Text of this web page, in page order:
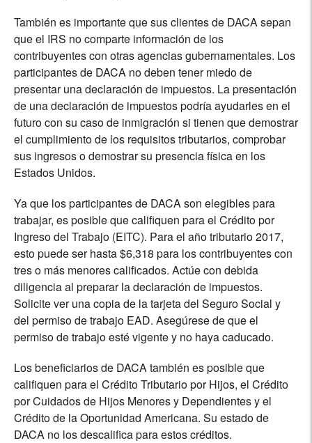
También es importante que sus clientes de DACA sepan
que el IRS no comparte información de los
contribuyentes con otras agencias gubernamentales. Los
participantes de DACA no deben tener miedo de
presentar una declaración de impuestos. La presentación
de una declaración de impuestos podría ayudarles en el
futuro con su caso de inmigración si tienen que demostrar
el cumplimiento de los requisitos tributarios, comprobar
sus ingresos o demostrar su presencia física en los
Estados Unidos.
Ya que los participantes de DACA son elegibles para
trabajar, es posible que califiquen para el Crédito por
Ingreso del Trabajo (EITC). Para el año tributario 2017,
esto puede ser hasta $6,318 para los contribuyentes con
tres o más menores calificados. Actúe con debida
diligencia al preparar la declaración de impuestos.
Solicite ver una copia de la tarjeta del Seguro Social y
del permiso de trabajo EAD. Asegúrese de que el
permiso de trabajo esté vigente y no haya caducado.
Los beneficiarios de DACA también es posible que
califiquen para el Crédito Tributario por Hijos, el Crédito
por Cuidados de Hijos Menores y Dependientes y el
Crédito de la Oportunidad Americana. Su estado de
DACA no los descalifica para estos créditos.